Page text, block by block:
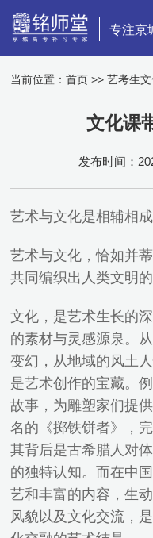
专注京
当前位置：首页 >>艺考生
文化课
发布时间：
艺术与文化是相辅相
艺术与文化，恰如并
共同编织出人类文明的
文化，是艺术生长的
的素材与灵感源泉。
变幻，从地域的风土
是艺术创作的宝藏。
故事，为雕塑家们提
名的《掷铁饼者》，
其背后是古希腊人对
的独特认知。而在中
艺和丰富的内容，生
风貌以及文化交流，